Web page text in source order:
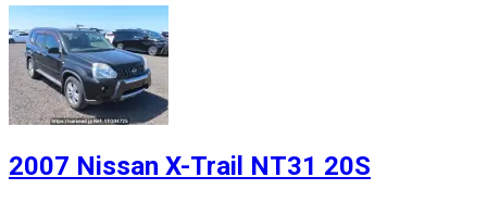
2007 Nissan X-Trail NT31 20S